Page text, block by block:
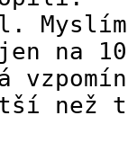
na
než